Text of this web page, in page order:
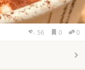
56 0 0